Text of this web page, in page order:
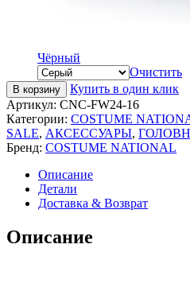
Чёрный
Очистить
В корзину
Купить в один клик
Артикул: CNC-FW24-16
Категории: COSTUME
SALE, АКСЕССУАРЫ,
Бренд: COSTUME NATIONAL
Описание
Детали
Доставка & Возврат
Описание